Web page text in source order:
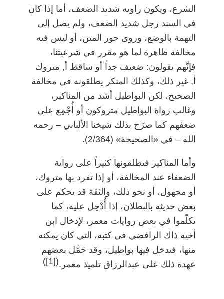
الشرع، ويكون راويه شديد الضعف، أما إذا كان
في السند رجل شديد الضعف، ولم يصل إلى
التهمة بالوضع، وروى حور المتن، أو ليس فيه
مخالفة ظاهرة لما هو مقرر في شرعيتنا،
فإنَّهم يقولون: ضعيف جداً أو ساقط أ, متروك
أ, غير ذلك، وكذلك المنكر يطلقونه في مخالفة
الصحيح، لكن البواطيل أشد من المناكير،
وغالب رواة البواطيل متروكون أو أُجْمِع على
ضعفهم كما صرّح بذلك شيخنا الألباني– رحمه
الله– في «الصحيحة» (2/364).
وأما المناكير فيطلقونها كثيراً على رواية
الضعفاء عند المخالفة، أو إذا تفرد بها متروك،
أو مجهول، أو نحو ذلك، والثقة قد يحكم على
بعض حديثه بالبطلان، إذا أُدْخِل عليه، كما
تكلّموا في بعض روايات معمر، لإدخال ابن
أخيه ذاك الرافضي في كتبه، التي كان يمكنه
منها، فيدخل فيها بواطيل، وقد حَمَّل بعضهم
عهدة ذلك على عبدالرزاق تلميذ معمر.(
[1]
)